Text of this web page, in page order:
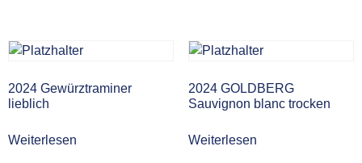
2024 Gewürztraminer
lieblich
Weiterlesen
2024 GOLDBERG
Sauvignon blanc trocken
Weiterlesen